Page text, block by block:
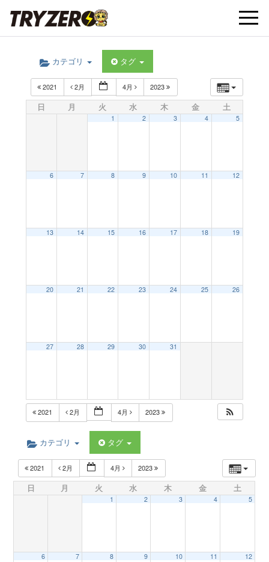
t
t
i
カテゴリ タグ
2021 2月 4月 2023
日 月 火 水 木 金 土
1 2 3 4 5
6 7 8 9 10 11 12
13 14 15 16 17 18 19
20 21 22 23 24 25 26
27 28 29 30 31
2021 2月 4月 2023
カテゴリ タグ
2021 2月 4月 2023
日 月 火 水 木 金 土
1 2 3 4 5
6 7 8 9 10 11 12